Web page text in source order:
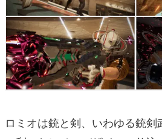
ロミオは銃と剣、いわゆる銃